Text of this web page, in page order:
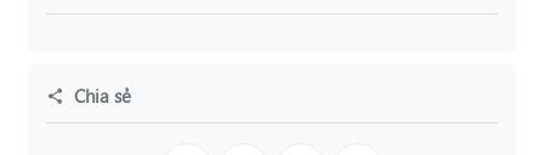
Chia sẻ